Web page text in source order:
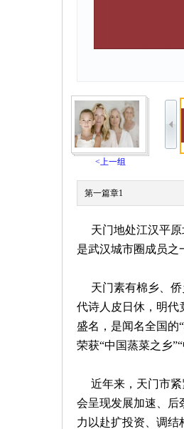
<上一组
第一篇章1
天门地处江汉平原
是武汉城市圈成员之
天门素有棉乡、侨
代诗人皮日休，明代
盛名，是闻名全国的
荣获“中国蒸菜之乡
近年来，天门市紧
会呈现发展加速、后
力以赴扩投资、调结